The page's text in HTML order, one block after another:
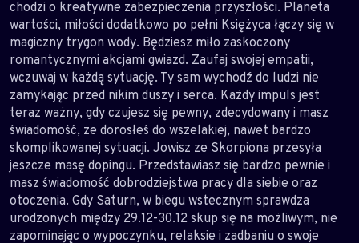
chodzi o kreatywne zabezpieczenia przyszłości. Planeta
wartości, miłości dodatkowo po pełni Księżyca łączy się w
magiczny trygon wody. Będziesz miło zaskoczony
romantycznymi akcjami gwiazd. Zaufaj swojej empatii,
wczuwaj w każdą sytuację. Ty sam wychodź do ludzi nie
zamykając przed nikim duszy i serca. Każdy impuls jest
teraz ważny, gdy czujesz się pewny, zdecydowany i masz
świadomość, że dorosłeś do wszelakiej, nawet bardzo
skomplikowanej sytuacji. Jowisz ze Skorpiona przesyła
jeszcze masę dopingu. Przedstawiasz się bardzo pewnie i
masz świadomość dobrodziejstwa pracy dla siebie oraz
otoczenia. Gdy Saturn, w biegu wstecznym sprawdza
urodzonych między 29.12-30.12 skup się na możliwym, nie
zapominając o wypoczynku, relaksie i zadbaniu o swoje